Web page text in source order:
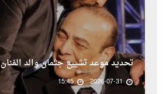
تحديد موعد تشييع جثمان والد
2026-07-31
15:45